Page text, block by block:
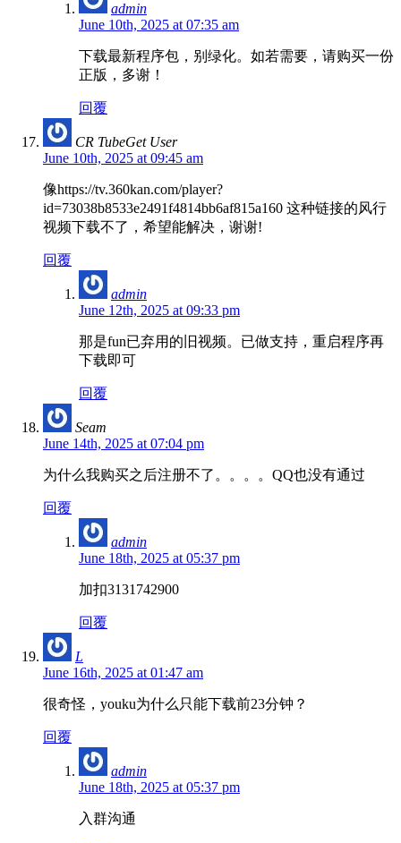
admin
June 10th, 2025 at 07:35 am
下载最新程序包，别绿化。如若需要，请购买一份
正版，多谢！
回覆
CR TubeGet User
June 10th, 2025 at 09:45 am
像https://tv.360kan.com/player?
id=73038b8533e2491f4814bb6af815a160 这种链接的风行
视频下载不了，希望能解决，谢谢!
回覆
admin
June 12th, 2025 at 09:33 pm
那是fun已弃用的旧视频。已做支持，重启程序再
下载即可
回覆
Seam
June 14th, 2025 at 07:04 pm
为什么我购买之后注册不了。。。。QQ也没有通过
回覆
admin
June 18th, 2025 at 05:37 pm
加扣3131742900
回覆
L
June 16th, 2025 at 01:47 am
很奇怪，youku为什么只能下载前23分钟？
回覆
admin
June 18th, 2025 at 05:37 pm
入群沟通